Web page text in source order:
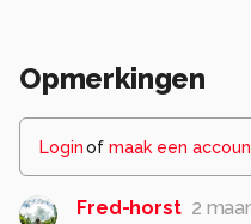
Opmerkingen
Loginof maak een
Fred-horst 2